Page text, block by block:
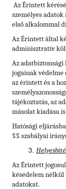
Az Érintett
személyes
első alkalommal
Az Érintett által
adminisztratív
Az
jogainak védelme
az érintett és a
tájékoztatás, az
másolat kiadása
Hatósági
§§ szabályai
Az Érintett
késedelem nélkül
adatokat.